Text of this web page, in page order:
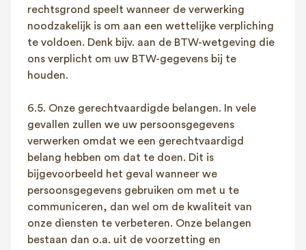
rechtsgrond speelt wanneer de verwerking
noodzakelijk is om aan een wettelijke verpliching
te voldoen. Denk bijv. aan de BTW-wetgeving die
ons verplicht om uw BTW-gegevens bij te
houden.
6.5. Onze gerechtvaardigde belangen. In vele
gevallen zullen we uw persoonsgegevens
verwerken omdat we een gerechtvaardigd
belang hebben om dat te doen. Dit is
bijgevoorbeeld het geval wanneer we
persoonsgegevens gebruiken om met u te
communiceren, dan wel om de kwaliteit van
onze diensten te verbeteren. Onze belangen
bestaan dan o.a. uit de voorzetting en